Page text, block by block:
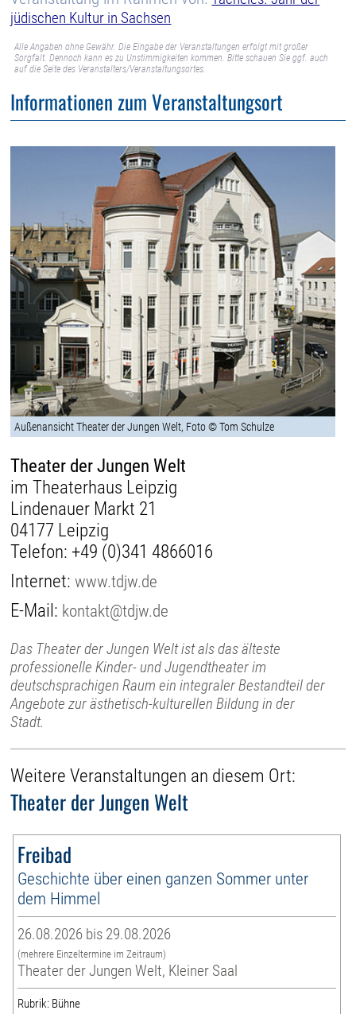
jüdischen Kultur in Sachsen
Alle Angaben ohne Gewähr. Die Eingabe der Veranstaltungen erfolgt mit großer
Sorgfalt. Dennoch kann es zu Unstimmigkeiten kommen. Bitte schauen Sie ggf. auch
auf die Seite des Veranstalters/Veranstaltungsortes.
Informationen zum Veranstaltungsort
Außenansicht Theater der Jungen Welt, Foto © Tom Schulze
Theater der Jungen Welt
im Theaterhaus Leipzig
Lindenauer Markt 21
04177 Leipzig
Telefon: +49 (0)341 4866016
Internet:www.tdjw.de
E-Mail: kontakt@tdjw.de
Das Theater der Jungen Welt ist als das älteste
professionelle Kinder- und Jugendtheater im
deutschsprachigen Raum ein integraler Bestandteil der
Angebote zur ästhetisch-kulturellen Bildung in der
Stadt.
Weitere Veranstaltungen an diesem Ort:
Theater der Jungen Welt
Freibad
Geschichte über einen ganzen Sommer unter
dem Himmel
26.08.2026 bis 29.08.2026
(mehrere Einzeltermine im Zeitraum)
Theater der Jungen Welt, Kleiner Saal
Rubrik: Bühne